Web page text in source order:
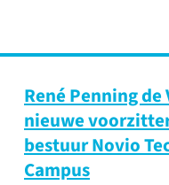
René Penning de
nieuwe
bestuur Novio
Campus